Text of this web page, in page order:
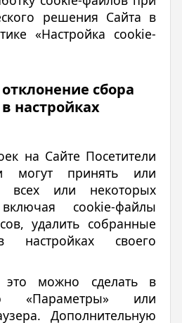
решения Сайта в
«Настройка cookie-
сбора
настройках
на Сайте Посетители
могут принять или
всех или некоторых
cookie-файлы
удалить собранные
настройках своего
это можно сделать в
«Параметры» или
Дополнительную